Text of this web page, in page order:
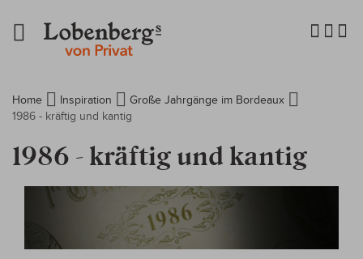
Navigation
umschalten
Home Inspiration
Große Jahrgänge im Bordeaux
1986 - kräftig und kantig
1986 - kräftig und kantig